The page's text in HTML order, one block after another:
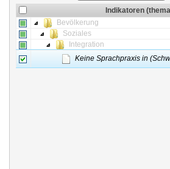
Indikatoren
Bevölkerung
Soziales
Integration
Keine Sprachpraxis in